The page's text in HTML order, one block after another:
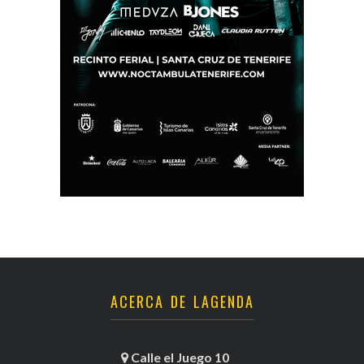
ACERCA DE LAGENDA
Calle el Juego 10